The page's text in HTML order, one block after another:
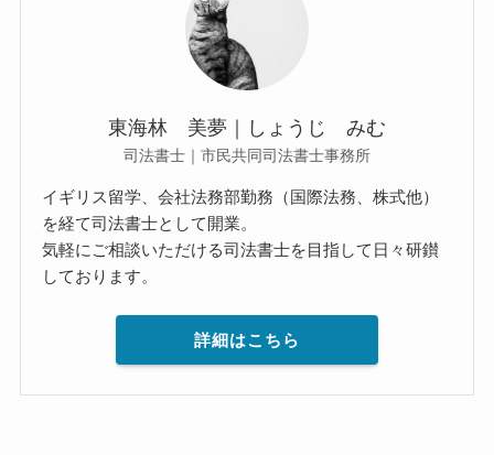
東海林 美夢｜しょうじ みむ
司法書士｜市民共同司法書士事務所
イギリス留学、会社法務部勤務（国際法務、株式他）
を経て司法書士として開業。
気軽にご相談いただける司法書士を目指して日々研鑚
しております。
詳細はこちら